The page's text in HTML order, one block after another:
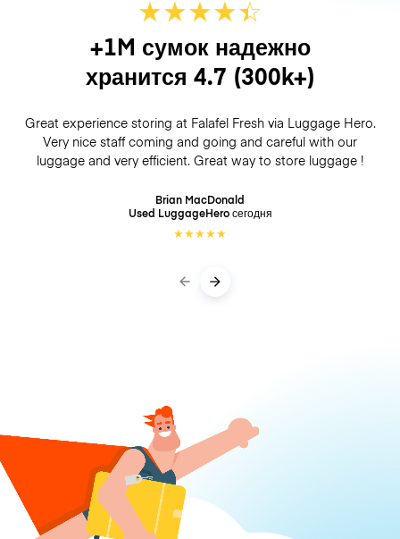
★★★★☆
★
+1M сумок надежно
хранится 4.7 (300k+)
Great experience storing at Falafel Fresh via Luggage Hero.
Very nice staff coming and going and careful with our
luggage and very efficient. Great way to store luggage !
Brian MacDonald
Used LuggageHeroсегодня
★★★★★